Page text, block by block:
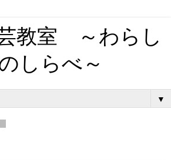
教室 ～わらし
しらべ～
▼